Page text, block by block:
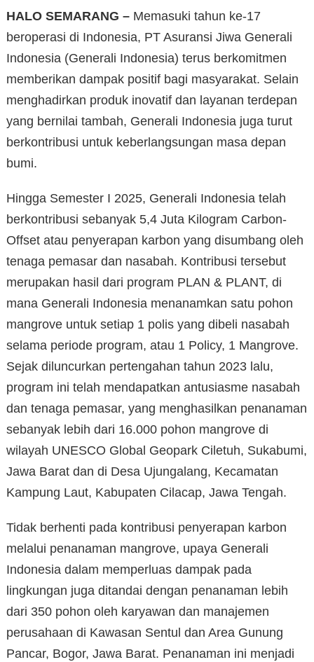
HALO SEMARANG – Memasuki tahun ke-17
beroperasi di Indonesia, PT Asuransi Jiwa Generali
Indonesia (Generali Indonesia) terus berkomitmen
memberikan dampak positif bagi masyarakat. Selain
menghadirkan produk inovatif dan layanan terdepan
yang bernilai tambah, Generali Indonesia juga turut
berkontribusi untuk keberlangsungan masa depan
bumi.
Hingga Semester I 2025, Generali Indonesia telah
berkontribusi sebanyak 5,4 Juta Kilogram Carbon-
Offset atau penyerapan karbon yang disumbang oleh
tenaga pemasar dan nasabah. Kontribusi tersebut
merupakan hasil dari program PLAN & PLANT, di
mana Generali Indonesia menanamkan satu pohon
mangrove untuk setiap 1 polis yang dibeli nasabah
selama periode program, atau 1 Policy, 1 Mangrove.
Sejak diluncurkan pertengahan tahun 2023 lalu,
program ini telah mendapatkan antusiasme nasabah
dan tenaga pemasar, yang menghasilkan penanaman
sebanyak lebih dari 16.000 pohon mangrove di
wilayah UNESCO Global Geopark Ciletuh, Sukabumi,
Jawa Barat dan di Desa Ujungalang, Kecamatan
Kampung Laut, Kabupaten Cilacap, Jawa Tengah.
Tidak berhenti pada kontribusi penyerapan karbon
melalui penanaman mangrove, upaya Generali
Indonesia dalam memperluas dampak pada
lingkungan juga ditandai dengan penanaman lebih
dari 350 pohon oleh karyawan dan manajemen
perusahaan di Kawasan Sentul dan Area Gunung
Pancar, Bogor, Jawa Barat. Penanaman ini menjadi